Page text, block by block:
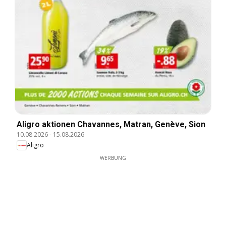
Aligro aktionen Chavannes, Matran, Genève, Sion
10.08.2026- 15.08.2026
Aligro
WERBUNG